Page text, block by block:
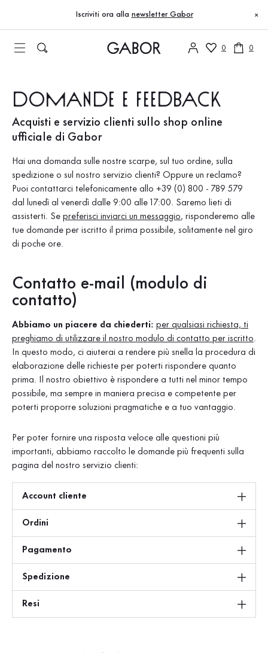
Vai al contenuto principale
Vai alla navigazione principale
Iscriviti ora alla newsletter Gabor ×
0 0
Domande e feedback
Acquisti e servizio clienti sullo shop online
ufficiale di Gabor
Hai una domanda sulle nostre scarpe, sul tuo ordine, sulla
spedizione o sul nostro servizio clienti? Oppure un reclamo?
Puoi contattarci telefonicamente allo +39 (0) 800 - 789 579
dal lunedì al venerdì dalle 9:00 alle 17:00. Saremo lieti di
assisterti. Se preferisci inviarci un messaggio, risponderemo alle
tue domande per iscritto il prima possibile, solitamente nel giro
di poche ore.
Contatto e-mail (modulo di
contatto)
Abbiamo un piacere da chiederti: per qualsiasi richiesta, ti
preghiamo di utilizzare il nostro modulo di contatto per iscritto.
In questo modo, ci aiuterai a rendere più snella la procedura di
elaborazione delle richieste per poterti rispondere quanto
prima. Il nostro obiettivo è rispondere a tutti nel minor tempo
possibile, ma sempre in maniera precisa e competente per
poterti proporre soluzioni pragmatiche e a tuo vantaggio.
Per poter fornire una risposta veloce alle questioni più
importanti, abbiamo raccolto le domande più frequenti sulla
pagina del nostro servizio clienti:
Account cliente
Ordini
Pagamento
Spedizione
Resi